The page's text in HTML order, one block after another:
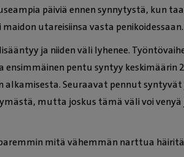
päiviä ennen synnytystä, kun
utareisiinsa vasta penikoidessaan.
ja niiden väli lyhenee.
pentu syntyy keskimäärin
Seuraavat pennut syntyvät
mutta joskus tämä väli voi venyä
mitä vähemmän narttua